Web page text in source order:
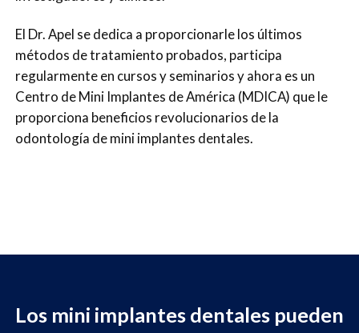
El Dr. Apel se dedica a proporcionarle los últimos
métodos de tratamiento probados, participa
regularmente en cursos y seminarios y ahora es un
Centro de Mini Implantes de América (MDICA) que le
proporciona beneficios revolucionarios de la
odontología de mini implantes dentales.
Los mini implantes dentales pueden